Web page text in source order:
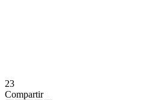
23
Compartir